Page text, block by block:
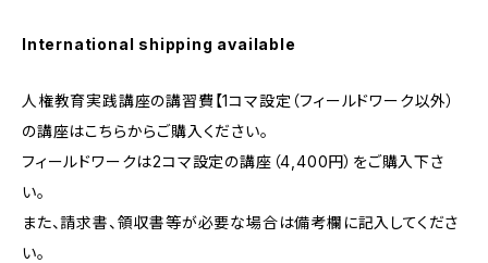
International shipping available
人権教育実践講座の講習費【1コマ設定（フィールドワーク以外）
の講座はこちらからご購入ください。
フィールドワークは2コマ設定の講座（4,400円）をご購入下さ
い。
また、請求書、領収書等が必要な場合は備考欄に記入してくださ
い。